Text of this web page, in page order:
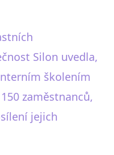
Silon uvedla,
školením
zaměstnanců,
jejich